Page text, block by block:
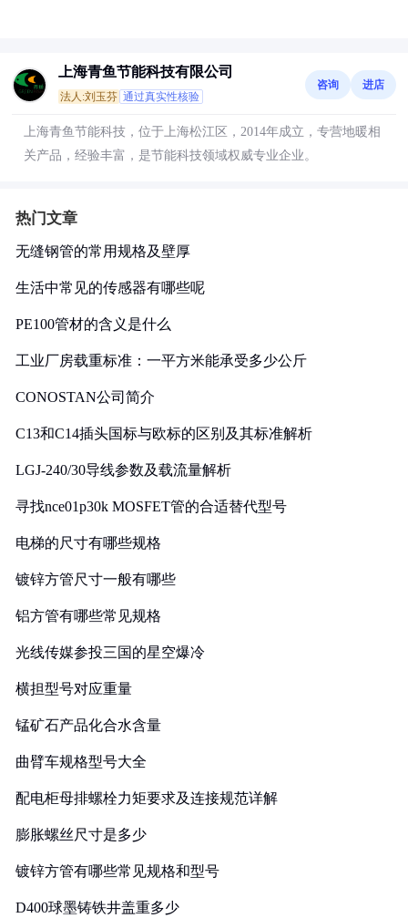
上海青鱼节能科技有限公司
法人:刘玉芬 通过真实性核验
咨询 进店
上海青鱼节能科技，位于上海松江区，2014年成立，专营地暖相
关产品，经验丰富，是节能科技领域权威专业企业。
热门文章
无缝钢管的常用规格及壁厚
生活中常见的传感器有哪些呢
PE100管材的含义是什么
工业厂房载重标准：一平方米能承受多少公斤
CONOSTAN公司简介
C13和C14插头国标与欧标的区别及其标准解析
LGJ-240/30导线参数及载流量解析
寻找nce01p30k MOSFET管的合适替代型号
电梯的尺寸有哪些规格
镀锌方管尺寸一般有哪些
铝方管有哪些常见规格
光线传媒参投三国的星空爆冷
横担型号对应重量
锰矿石产品化合水含量
曲臂车规格型号大全
配电柜母排螺栓力矩要求及连接规范详解
膨胀螺丝尺寸是多少
镀锌方管有哪些常见规格和型号
D400球墨铸铁井盖重多少